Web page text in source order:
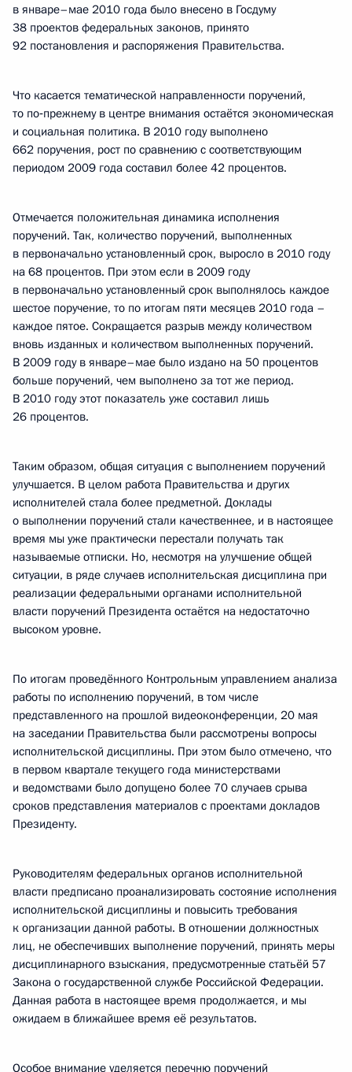
в январе–мае 2010 года было внесено в Госдуму
38 проектов федеральных законов, принято
92 постановления и распоряжения Правительства.
Что касается тематической направленности поручений,
то по‑прежнему в центре внимания остаётся экономическая
и социальная политика. В 2010 году выполнено
662 поручения, рост по сравнению с соответствующим
периодом 2009 года составил более 42 процентов.
Отмечается положительная динамика исполнения
поручений. Так, количество поручений, выполненных
в первоначально установленный срок, выросло в 2010 году
на 68 процентов. При этом если в 2009 году
в первоначально установленный срок выполнялось каждое
шестое поручение, то по итогам пяти месяцев 2010 года –
каждое пятое. Сокращается разрыв между количеством
вновь изданных и количеством выполненных поручений.
В 2009 году в январе–мае было издано на 50 процентов
больше поручений, чем выполнено за тот же период.
В 2010 году этот показатель уже составил лишь
26 процентов.
Таким образом, общая ситуация с выполнением поручений
улучшается. В целом работа Правительства и других
исполнителей стала более предметной. Доклады
о выполнении поручений стали качественнее, и в настоящее
время мы уже практически перестали получать так
называемые отписки. Но, несмотря на улучшение общей
ситуации, в ряде случаев исполнительская дисциплина при
реализации федеральными органами исполнительной
власти поручений Президента остаётся на недостаточно
высоком уровне.
По итогам проведённого Контрольным управлением анализа
работы по исполнению поручений, в том числе
представленного на прошлой видеоконференции, 20 мая
на заседании Правительства были рассмотрены вопросы
исполнительской дисциплины. При этом было отмечено, что
в первом квартале текущего года министерствами
и ведомствами было допущено более 70 случаев срыва
сроков представления материалов с проектами докладов
Президенту.
Руководителям федеральных органов исполнительной
власти предписано проанализировать состояние исполнения
исполнительской дисциплины и повысить требования
к организации данной работы. В отношении должностных
лиц, не обеспечивших выполнение поручений, принять меры
дисциплинарного взыскания, предусмотренные статьёй 57
Закона о государственной службе Российской Федерации.
Данная работа в настоящее время продолжается, и мы
ожидаем в ближайшее время её результатов.
Особое внимание уделяется перечню поручений